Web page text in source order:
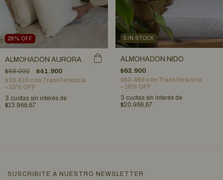
28 % OFF
ALMOHADÓN AURORA
$58.000
$41.900
$35.615 con Transferencia
– 15% OFF
3 cuotas sin interés de
$13.966,67
SIN STOCK
ALMOHADÓN NIDO
$62.900
$53.465 con Transferencia
– 15% OFF
3 cuotas sin interés de
$20.966,67
SUSCRIBITE A NUESTRO NEWSLETTER